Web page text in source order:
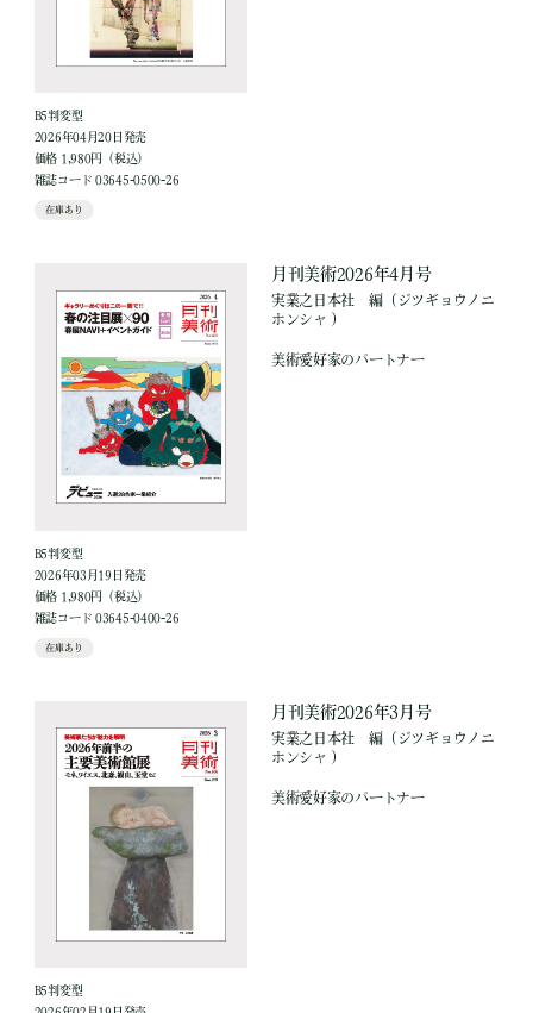
B5判変型
2026年04月20日発売
価格 1,980円（税込）
雑誌コード 03645-0500-26
在庫あり
B5判変型
2026年03月19日発売
価格 1,980円（税込）
雑誌コード 03645-0400-26
在庫あり
月刊美術2026年4月号
実業之日本社 編（ジツギョウノニ
ホンシャ ）
美術愛好家のパートナー
B5判変型
月刊美術2026年3月号
実業之日本社 編（ジツギョウノニ
ホンシャ ）
美術愛好家のパートナー